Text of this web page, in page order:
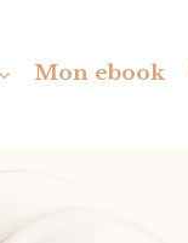
Mon ebook